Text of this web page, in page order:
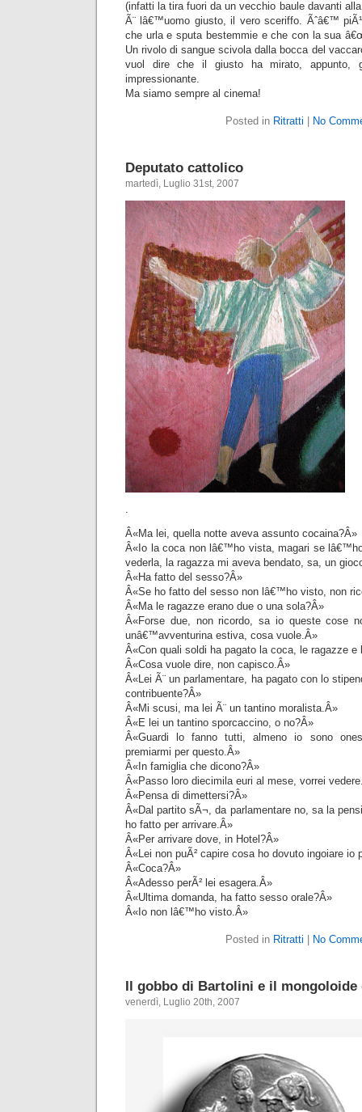
(infatti la tira fuori da un vecchio baule davanti
Ã¨ lâ€™uomo giusto, il vero sceriffo. Ãˆâ€™
che urla e sputa bestemmie e che con la sua
Un rivolo di sangue scivola dalla bocca del
vuol dire che il giusto ha mirato, appunto,
impressionante.
Ma siamo sempre al cinema!
Posted in Ritratti No
Deputato cattolico
martedì, Luglio 31st, 2007
.
Â«Ma lei, quella notte aveva assunto cocaina?Â»
Â«Io la coca non lâ€™ho vista, magari se
vederla, la ragazza mi aveva bendato, sa, un
Â«Ha fatto del sesso?Â»
Â«Se ho fatto del sesso non lâ€™ho visto, non
Â«Ma le ragazze erano due o una sola?Â»
Â«Forse due, non ricordo, sa io queste cose
unâ€™avventurina estiva, cosa vuole.Â»
Â«Con quali soldi ha pagato la coca, le ragazze
Â«Cosa vuole dire, non capisco.Â»
Â«Lei Ã¨ un parlamentare, ha pagato con lo
contribuente?Â»
Â«Mi scusi, ma lei Ã¨ un tantino moralista.Â»
Â«E lei un tantino sporcaccino, o no?Â»
Â«Guardi lo fanno tutti, almeno io sono
premiarmi per questo.Â»
Â«In famiglia che dicono?Â»
Â«Passo loro diecimila euri al mese, vorrei
Â«Pensa di dimettersi?Â»
Â«Dal partito sÃ¬, da parlamentare no, sa la
ho fatto per arrivare.Â»
Â«Per arrivare dove, in Hotel?Â»
Â«Lei non puÃ² capire cosa ho dovuto ingoiare io
Â«Coca?Â»
Â«Adesso perÃ² lei esagera.Â»
Â«Ultima domanda, ha fatto sesso orale?Â»
Â«Io non lâ€™ho visto.Â»
Posted in Ritratti No
Il gobbo di Bartolini e il mongoloide
venerdì, Luglio 20th, 2007